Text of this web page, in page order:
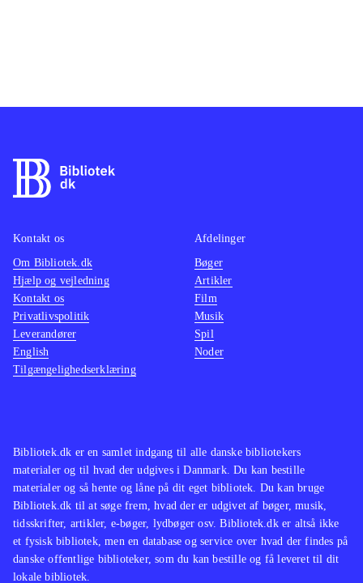
Bibliotek.dk er en samlet indgang til alle danske bibliotekers
materialer og til hvad der udgives i Danmark. Du kan bestille
materialer og så hente og låne på dit eget bibliotek. Du kan bruge
Bibliotek.dk til at søge frem, hvad der er udgivet af bøger, musik,
tidsskrifter, artikler, e-bøger, lydbøger osv. Bibliotek.dk er altså ikke
et fysisk bibliotek, men en database og service over hvad der findes på
danske offentlige biblioteker, som du kan bestille og få leveret til dit
lokale bibliotek.
Kontakt os
Om Bibliotek.dk
Hjælp og vejledning
Kontakt os
Privatlivspolitik
Leverandører
English
Tilgængelighedserklæring
Afdelinger
Bøger
Artikler
Film
Musik
Spil
Noder